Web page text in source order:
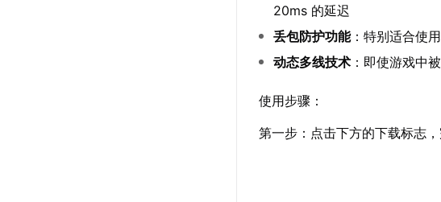
20ms 的延迟
丢包防护功能：特别适合使
动态多线技术 ：即使游戏中
使用步骤：
第一步：点击下方的下载标志